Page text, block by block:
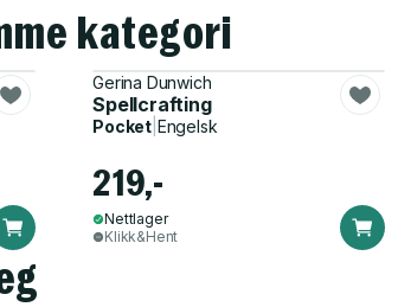
kategori
Gerina Dunwich
Spellcrafting
Pocket| Engelsk
219,-
Nettlager
Klikk&Hent